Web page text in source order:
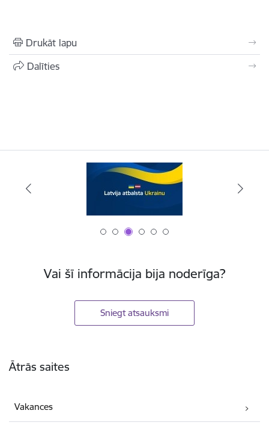
Drukāt lapu
Dalīties
Vai šī informācija bija noderīga?
Sniegt atsauksmi
Ātrās saites
Vakances